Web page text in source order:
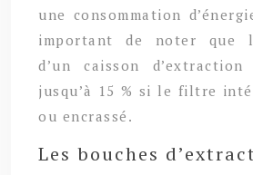
une consommation
important de noter que
d’un caisson
jusqu’à 15 % si le filtre
ou encrassé.
Les bouches